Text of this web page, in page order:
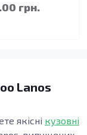
грн.
Lanos
якісні кузовні